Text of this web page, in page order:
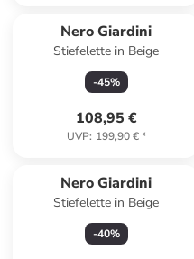
Nero Giardini
Stiefelette in Beige
-45%
108,95 €
UVP: 199,90 €*
Nero Giardini
Stiefelette in Beige
-40%